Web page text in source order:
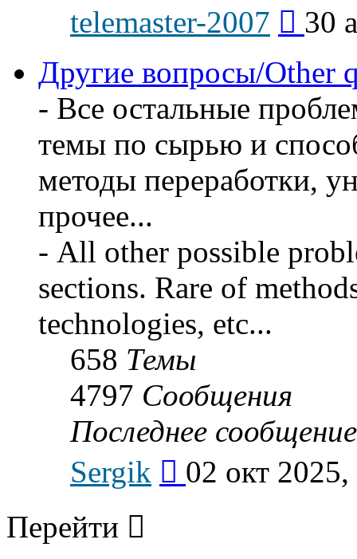
telemaster-2007
30
Другие вопросы/Other
- Все остальные
темы по сырью и
методы переработки,
прочее...
- All other possible
sections. Rare of
technologies, etc...
658 Темы
4797 Сообщения
Последнее сообщение
Sergik
последнему
02 окт
Перейти